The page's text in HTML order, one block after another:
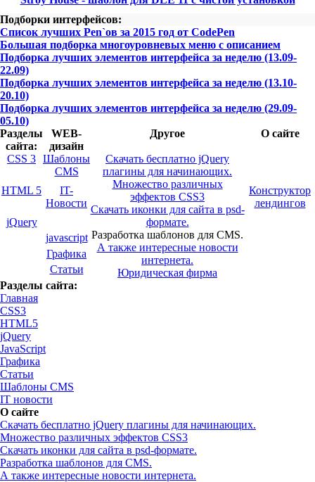
Подборки интерфейсов:
Список лучших Pen`ов за 2015 год от CodePen
Большая подборка многоуровневых меню с описанием
Подборка лучших элементов интерфейса за неделю (13.09-
22.09)
Подборка лучших элементов интерфейса за неделю (13.10-
20.10)
Подборка лучших элементов интерфейса за неделю (29.09-
05.10)
Разделы
сайта:
WEB-
дизайн
Другое О сайте
CSS 3 Шаблоны
CMS
Скачать бесплатно jQuery
плагины для начинающих.
Множество различных
эффектов CSS3
Скачать иконки для сайта в psd-
формате.
Разработка шаблонов для CMS.
А также интересные новости
интернета.
Юридическая фирма
HTML 5
IT-
Новости
Конструктор
лендингов
jQuery
javascript
Графика
Статьи
Разделы сайта:
Главная
CSS3
HTML5
jQuery
JavaScript
Графика
Статьи
Шаблоны CMS
IT новости
О сайте
Скачать бесплатно jQuery плагины для начинающих.
Множество различных эффектов CSS3
Скачать иконки для сайта в psd-формате.
Разработка шаблонов для CMS.
А также интересные новости интернета.